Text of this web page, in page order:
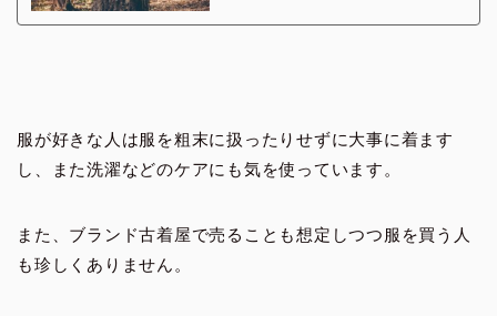
服が好きな人は服を粗末に扱ったりせずに大事に着ます
し、また洗濯などのケアにも気を使っています。
また、ブランド古着屋で売ることも想定しつつ服を買う人
も珍しくありません。